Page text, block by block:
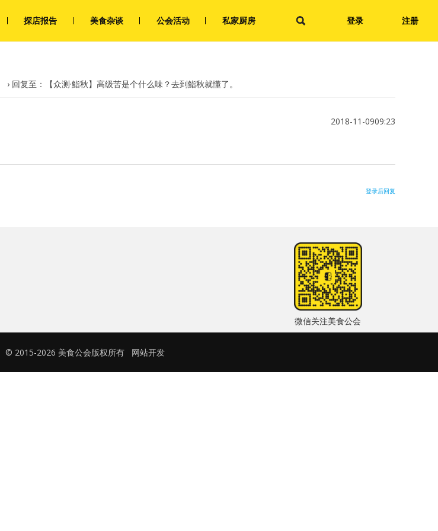
登录 注册
探店报告 美食杂谈 公会活动 私家厨房
› 回复至：【众测·鮨秋】高级苦是个什么味？去到鮨秋就懂了。
2018-11-0909:23
登录后回复
微信关注美食公会
© 2015-2026 美食公会版权所有 网站开发